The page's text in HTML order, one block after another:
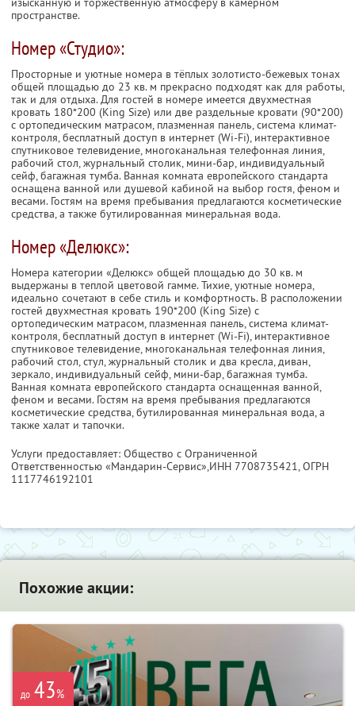
пространстве.
Номер «Студио»:
Просторные и уютные номера в тёплых золотисто-бежевых тонах
общей площадью до 23 кв. м прекрасно подходят как для работы,
так и для отдыха. Для гостей в номере имеется двухместная
кровать 180*200 (King Size) или две раздельные кровати (90*200)
с ортопедическим матрасом, плазменная панель, система климат-
контроля, бесплатный доступ в интернет (Wi-Fi), интерактивное
спутниковое телевидение, многоканальная телефонная линия,
рабочий стол, журнальный столик, мини-бар, индивидуальный
сейф, багажная тумба. Ванная комната европейского стандарта
оснащена ванной или душевой кабиной на выбор гостя, феном и
весами. Гостям на время пребывания предлагаются косметические
средства, а также бутилированная минеральная вода.
Номер «Делюкс»:
Номера категории «Делюкс» общей площадью до 30 кв. м
выдержаны в теплой цветовой гамме. Тихие, уютные номера,
идеально сочетают в себе стиль и комфортность. В расположении
гостей двухместная кровать 190*200 (King Size) с
ортопедическим матрасом, плазменная панель, система климат-
контроля, бесплатный доступ в интернет (Wi-Fi), интерактивное
спутниковое телевидение, многоканальная телефонная линия,
рабочий стол, стул, журнальный столик и два кресла, диван,
зеркало, индивидуальный сейф, мини-бар, багажная тумба.
Ванная комната европейского стандарта оснащенная ванной,
феном и весами. Гостям на время пребывания предлагаются
косметические средства, бутилированная минеральная вода, а
также халат и тапочки.
Услуги предоставляет: Общество с Ограниченной
Ответственностью «Мандарин-Сервис»,ИНН 7708735421, ОГРН
1117746192101
Похожие акции:
до 43%